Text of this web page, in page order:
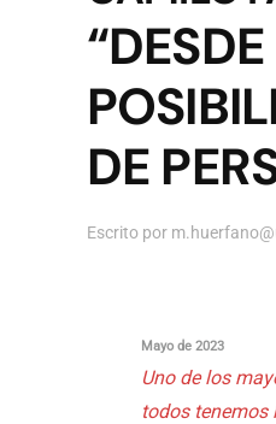
DE
Escrito por
Mayo de 2023
Uno de los
todos tenemos